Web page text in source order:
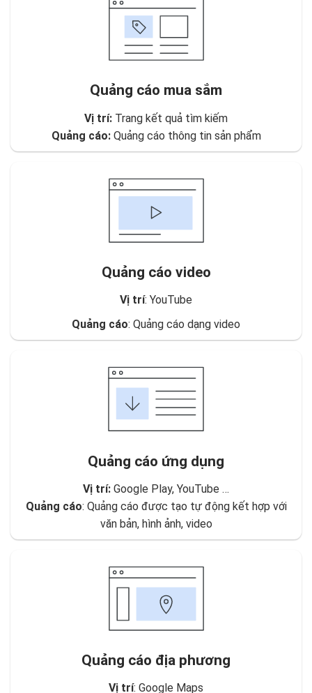
Quảng cáo mua sắm
Vị trí: Trang kết quả tìm kiếm
Quảng cáo:Quảng cáo thông tin sản phẩm
Quảng cáo video
Vị trí: YouTube
Quảng cáo: Quảng cáo dạng video
Quảng cáo ứng dụng
Vị trí: Google Play, YouTube …
Quảng cáo: Quảng cáo được tạo tự động kết hợp với
văn bản, hình ảnh, video
Quảng cáo địa phương
Vị trí: Google Maps